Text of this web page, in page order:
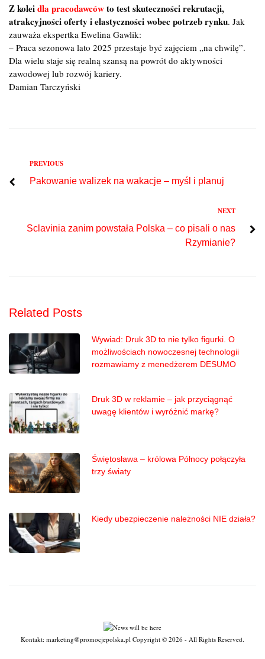
Z koleidla pracodawcówto test skuteczności rekrutacji,
atrakcyjności oferty i elastyczności wobec potrzeb rynku. Jak
zauważa ekspertka Ewelina Gawlik:
– Praca sezonowa lato 2025 przestaje być zajęciem „na chwilę”.
Dla wielu staje się realną szansą na powrót do aktywności
zawodowej lub rozwój kariery.
Damian Tarczyński
Nawigacja
wpisu
Previous
PREVIOUS
Pakowanie walizek na wakacje – myśl i planuj
NEXT
Sclavinia zanim powstała Polska – co pisali o nas
Rzymianie?
Related Posts
Wywiad: Druk 3D to nie tylko figurki. O
możliwościach nowoczesnej technologii
rozmawiamy z menedżerem DESUMO
Druk 3D w reklamie – jak przyciągnąć
uwagę klientów i wyróżnić markę?
Świętosława – królowa Północy połączyła
trzy światy
Kiedy ubezpieczenie należności NIE działa?
Kontakt: marketing@promocjepolska.pl Copyright © 2026 - All Rights Reserved.